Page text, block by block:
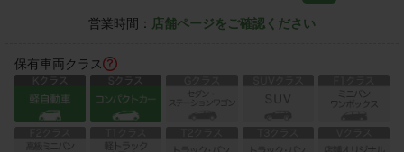
営業時間： 店舗ページをご確認ください
保有車両クラス